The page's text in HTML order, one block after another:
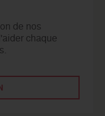
de nos
chaque